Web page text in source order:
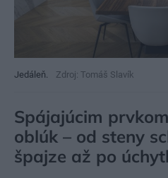
Jedáleň. Zdroj: Tomáš Slavík
Spájajúcim
oblúk – od steny
špajze až po